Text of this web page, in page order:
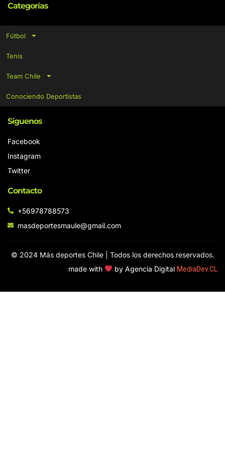
Categorías
Fútbol
Tenis
Team Chile
Conociendo Deportistas
Síguenos
Facebook
Instagram
Twitter
Contacto
+56978788573
masdeportesmaule@gmail.com
© 2024 Más deportes Chile | Todos los derechos reservados.
made with
by Agencia Digital MediaDev.CL